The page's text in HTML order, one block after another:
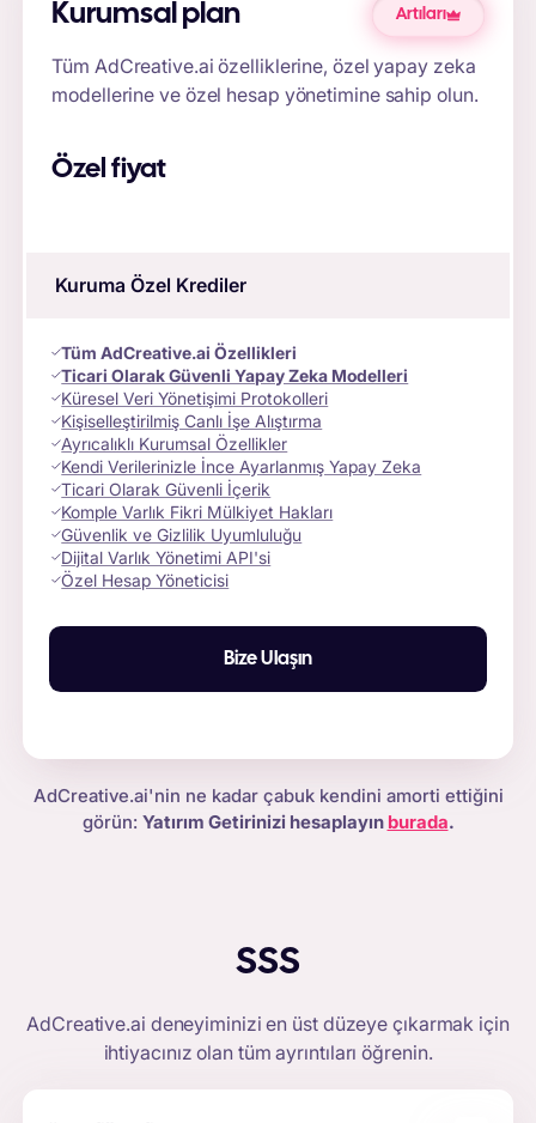
Kurumsal plan Artıları
Tüm AdCreative.ai özelliklerine, özel yapay zeka
modellerine ve özel hesap yönetimine sahip olun.
Özel fiyat
Kuruma Özel Krediler
Tüm AdCreative.ai Özellikleri
Ticari Olarak Güvenli Yapay Zeka Modelleri
Küresel Veri Yönetişimi Protokolleri
Kişiselleştirilmiş Canlı İşe Alıştırma
Ayrıcalıklı Kurumsal Özellikler
Kendi Verilerinizle İnce Ayarlanmış Yapay Zeka
Ticari Olarak Güvenli İçerik
Komple Varlık Fikri Mülkiyet Hakları
Güvenlik ve Gizlilik Uyumluluğu
Dijital Varlık Yönetimi API'si
Özel Hesap Yöneticisi
Bize Ulaşın
AdCreative.ai'nin ne kadar çabuk kendini amorti ettiğini
görün: Yatırım Getirinizi hesaplayın burada.
SSS
AdCreative.ai deneyiminizi en üst düzeye çıkarmak için
ihtiyacınız olan tüm ayrıntıları öğrenin.